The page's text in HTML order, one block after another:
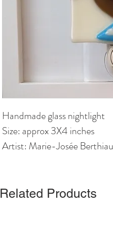
Handmade glass nightlight
Size: approx 3X4 inches
Artist: Marie-Josée
Related Products